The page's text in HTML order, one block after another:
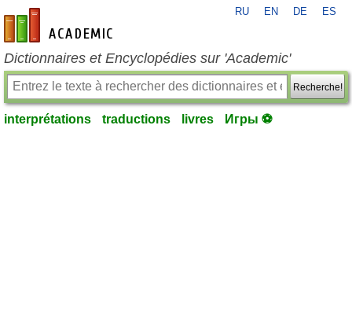
fr-academic.com
RU EN DE ES
Dictionnaires et Encyclopédies sur 'Academic'
Recherche!
interprétations traductions livres Игры ⚽